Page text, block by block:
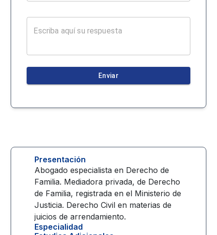
Enviar
Presentación
Abogado especialista en Derecho de
Familia. Mediadora privada, de Derecho
de Familia, registrada en el Ministerio de
Justicia. Derecho Civil en materias de
juicios de arrendamiento.
Especialidad